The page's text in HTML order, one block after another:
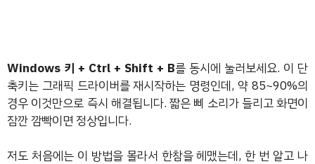
Windows 키 + Ctrl + Shift + B를 동시에 눌러보세요. 이 단
축키는 그래픽 드라이버를 재시작하는 명령인데, 약 85~90%의
경우 이것만으로 즉시 해결됩니다. 짧은 삐 소리가 들리고 화면이
잠깐 깜빡이면 정상입니다.
저도 처음에는 이 방법을 몰라서 한참을 헤맸는데, 한 번 알고 나